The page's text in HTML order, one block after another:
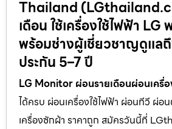
Thailand
เดือน ใช้เครื่องใช้ไฟฟ้า LG
พร้อมช่างผู้เชี่ยวชาญดูแล
ประกัน 5–7 ปี
LG Monitor ผ่อนรายเดือนผ่อนเครื่อ
ได้ครบ ผ่อนเครื่องใช้ไฟฟ้า ผ่อนทีวี ผ่อ
เครื่องซักผ้า ราคาถูก สมัครวันนี้ที่